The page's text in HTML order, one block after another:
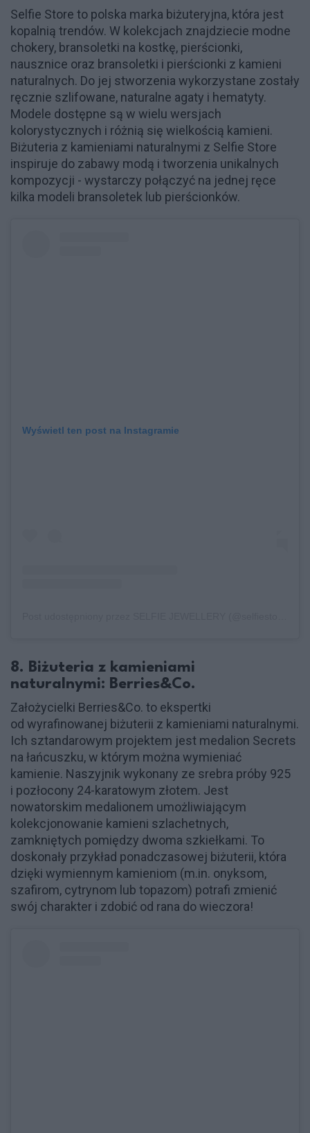
Selfie Store to polska marka biżuteryjna, która jest
kopalnią trendów. W kolekcjach znajdziecie modne
chokery, bransoletki na kostkę, pierścionki,
nausznice oraz bransoletki i pierścionki z kamieni
naturalnych. Do jej stworzenia wykorzystane zostały
ręcznie szlifowane, naturalne agaty i hematyty.
Modele dostępne są w wielu wersjach
kolorystycznych i różnią się wielkością kamieni.
Biżuteria z kamieniami naturalnymi z Selfie Store
inspiruje do zabawy modą i tworzenia unikalnych
kompozycji - wystarczy połączyć na jednej ręce
kilka modeli bransoletek lub pierścionków.
Wyświetl ten post na Instagramie
8. Biżuteria z kamieniami
naturalnymi: Berries&Co.
Założycielki Berries&Co. to ekspertki
od wyrafinowanej biżuterii z kamieniami naturalnymi.
Ich sztandarowym projektem jest medalion Secrets
na łańcuszku, w którym można wymieniać
kamienie. Naszyjnik wykonany ze srebra próby 925
i pozłocony 24-karatowym złotem. Jest
nowatorskim medalionem umożliwiającym
kolekcjonowanie kamieni szlachetnych,
zamkniętych pomiędzy dwoma szkiełkami. To
doskonały przykład ponadczasowej biżuterii, która
dzięki wymiennym kamieniom (m.in. onyksom,
szafirom, cytrynom lub topazom) potrafi zmienić
swój charakter i zdobić od rana do wieczora!